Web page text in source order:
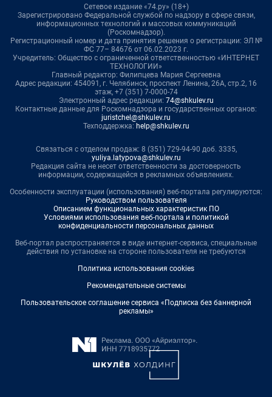
Сетевое издание «74.ру» (18+)
Зарегистрировано Федеральной службой по надзору в сфере связи,
информационных технологий и массовых коммуникаций
(Роскомнадзор).
Регистрационный номер и дата принятия решения о регистрации: ЭЛ №
ФС 77– 84676 от 06.02.2023 г.
Учредитель: Общество с ограниченной ответственностью «ИНТЕРНЕТ
ТЕХНОЛОГИИ»
Главный редактор: Филипцева Мария Сергеевна
Адрес редакции: 454091, г. Челябинск, проспект Ленина, 26А, стр.2, 16
этаж, +7 (351) 7-0000-74
Электронный адрес редакции: 74@shkulev.ru
Контактные данные для Роскомнадзора и государственных органов:
juristchel@shkulev.ru
Техподдержка: help@shkulev.ru
Связаться с отделом продаж: 8 (351) 729-94-90 доб. 3335,
yuliya.latypova@shkulev.ru
Редакция сайта не несет ответственности за достоверность
информации, содержащейся в рекламных объявлениях.
Особенности эксплуатации (использования) веб-портала регулируются:
Руководством пользователя
Описанием функциональных характеристик ПО
Условиями использования веб-портала и политикой
конфиденциальности персональных данных
Веб-портал распространяется в виде интернет-сервиса, специальные
действия по установке на стороне пользователя не требуются
Политика использования cookies
Рекомендательные системы
Пользовательское соглашение сервиса «Подписка без баннерной
рекламы»